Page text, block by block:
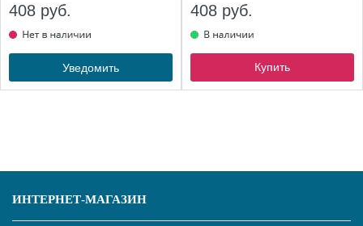
408 руб.
Уведомить
408 руб.
Купить
ИНТЕРНЕТ-МАГАЗИН